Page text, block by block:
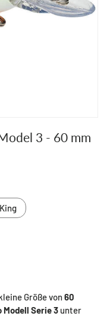
3 - 60 mm
Größe von60
Modell Serie 3 unter